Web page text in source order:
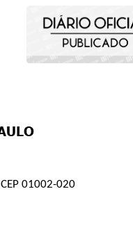
01002-020